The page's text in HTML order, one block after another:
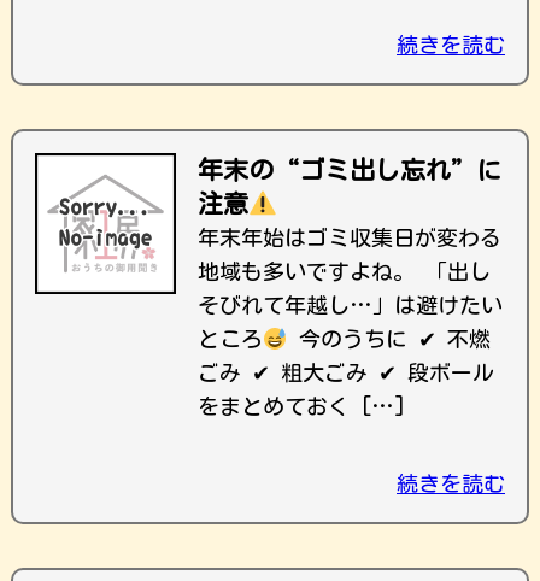
続きを読む
年末の“ゴミ出し忘れ”に
注意
年末年始はゴミ収集日が変わる
地域も多いですよね。 「出し
そびれて年越し…」は避けたい
ところ
今のうちに ✔ 不燃
ごみ ✔ 粗大ごみ ✔ 段ボール
をまとめておく […]
続きを読む